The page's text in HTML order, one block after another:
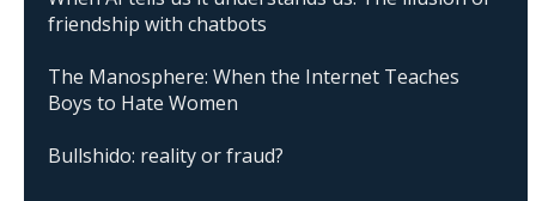
friendship with chatbots
The Manosphere: When the Internet Teaches
Boys to Hate Women
Bullshido: reality or fraud?